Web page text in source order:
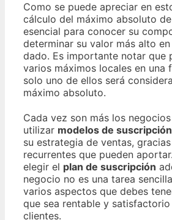
Como se puede apreciar en
cálculo del máximo absoluto
esencial para conocer su
determinar su valor más alto
dado. Es importante notar que
varios máximos locales en una
solo uno de ellos será
máximo absoluto.
Cada vez son más los
utilizar modelos de suscripción
su estrategia de ventas,
recurrentes que pueden
elegir el plan de suscripción
negocio no es una tarea
varios aspectos que debes
que sea rentable y
clientes.